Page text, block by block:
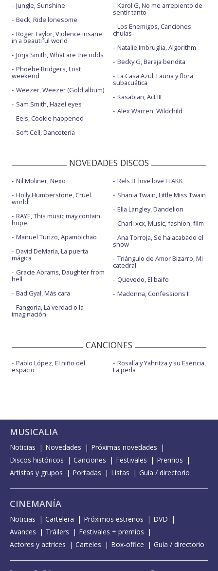
Jungle, Sunshine
Beck, Ride lonesome
Roger Taylor, Violence insane
in a beautiful world
Jorja Smith, What are the odds
Phoebe Bridgers, Lost
weekend
Weezer, Weezer (Gold album)
Sam Smith, Hazel eyes
Eels, Cookie happened
Soft Cell, Danceteria
Karol G, No me arrepiento de
sentir tanto
Los Enemigos, Canciones
chulas
Natalie Imbruglia, Algorithm
Becky G, Baraja bendita
La Casa Azul, Fauna y flora
subacuática
Kasabian, Act III
Alex Warren, Wildchild
NOVEDADES DISCOS
Nil Moliner, Nexo
Holly Humberstone, Cruel
world
RAYE, This music may contain
hope.
Manuel Turizo, Apambichao
David DeMaría, La puerta
mágica
Gracie Abrams, Daughter from
hell
Bad Gyal, Más cara
Fangoria, La verdad o la
imaginación
Rels B: love love FLAKK
Shania Twain, Little Miss Twain
Ella Langley, Dandelion
Charli xcx, Music, fashion, film
Ana Torroja, Se ha acabado el
show
Triángulo de Amor Bizarro, Mi
catedral
Quevedo, El baifo
Madonna, Confessions II
CANCIONES
Pablo López, El niño del
espacio
Rosalía y Yahritza y su Esencia,
La perla
MUSICALIA
Noticias Novedades
Próximas novedades
Discos históricos
Canciones Festivales
Premios
Artistas y grupos
Portadas Listas Guía / directorio
CINEMANÍA
Noticias Cartelera Próximos estrenos
DVD
Avances
Tráilers
Festivales + premios
Actores y actrices
Carteles Box-office Guía / directorio